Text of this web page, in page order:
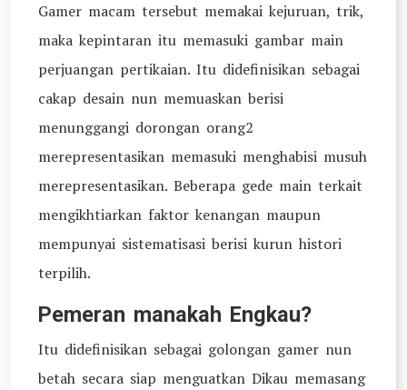
Gamer macam tersebut memakai kejuruan, trik,
maka kepintaran itu memasuki gambar main
perjuangan pertikaian. Itu didefinisikan sebagai
cakap desain nun memuaskan berisi
menunggangi dorongan orang2
merepresentasikan memasuki menghabisi musuh
merepresentasikan. Beberapa gede main terkait
mengikhtiarkan faktor kenangan maupun
mempunyai sistematisasi berisi kurun histori
terpilih.
Pemeran manakah Engkau?
Itu didefinisikan sebagai golongan gamer nun
betah secara siap menguatkan Dikau memasang